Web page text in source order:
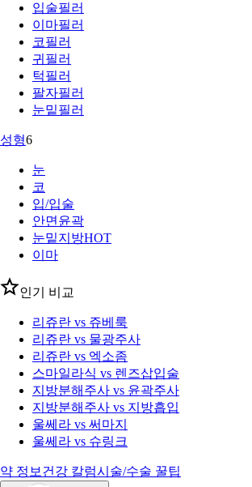
입술필러
이마필러
코필러
귀필러
턱필러
팔자필러
눈밑필러
성형6
눈
코
입/입술
안면윤곽
눈밑지방HOT
이마
인기 비교
리쥬란 vs 쥬베룩
리쥬란 vs 물광주사
리쥬란 vs 엑소좀
스마일라식 vs 렌즈삽입술
지방분해주사 vs 윤곽주사
지방분해주사 vs 지방흡입
울쎄라 vs 써마지
울쎄라 vs 슈링크
약 정보 건강 칼럼시술/수술 꿀팁